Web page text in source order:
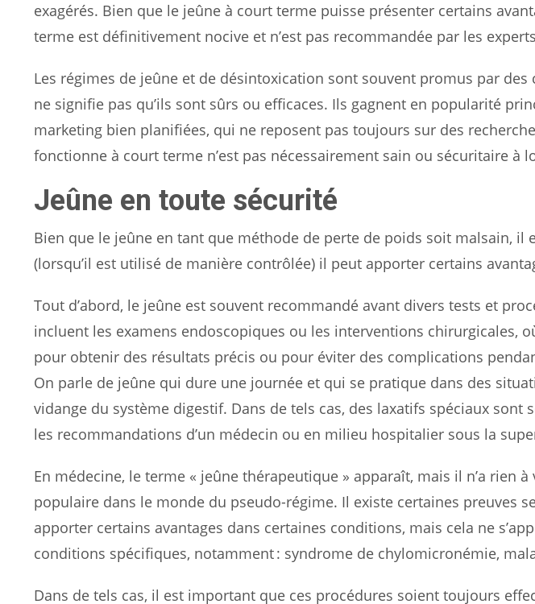
exagérés. Bien que le jeûne à court terme puisse présenter certains
terme est définitivement nocive et n’est pas recommandée par les
Les régimes de jeûne et de désintoxication sont souvent promus par
ne signifie pas qu’ils sont sûrs ou efficaces. Ils gagnent en popularité
marketing bien planifiées, qui ne reposent pas toujours sur des
fonctionne à court terme n’est pas nécessairement sain ou sécuritaire à
Jeûne en toute sécurité
Bien que le jeûne en tant que méthode de perte de poids soit malsain, il
(lorsqu’il est utilisé de manière contrôlée) il peut apporter certains
Tout d’abord, le jeûne est souvent recommandé avant divers tests et
incluent les examens endoscopiques ou les interventions chirurgicales,
pour obtenir des résultats précis ou pour éviter des complications
On parle de jeûne qui dure une journée et qui se pratique dans des
vidange du système digestif. Dans de tels cas, des laxatifs spéciaux
les recommandations d’un médecin ou en milieu hospitalier sous la
En médecine, le terme « jeûne thérapeutique » apparaît, mais il n’a rien
populaire dans le monde du pseudo-régime. Il existe certaines preuves
apporter certains avantages dans certaines conditions, mais cela ne
conditions spécifiques, notamment : syndrome de chylomicronémie,
Dans de tels cas, il est important que ces procédures soient toujours